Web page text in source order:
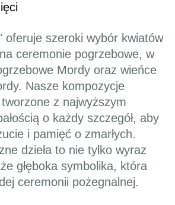
oferuje szeroki wybór kwiatów
ceremonie pogrzebowe, w
Mordy oraz wieńce
Nasze kompozycje
z najwyższym
o każdy szczegół, aby
i pamięć o zmarłych.
dzieła to nie tylko wyraz
głęboka symbolika, która
ceremonii pożegnalnej.